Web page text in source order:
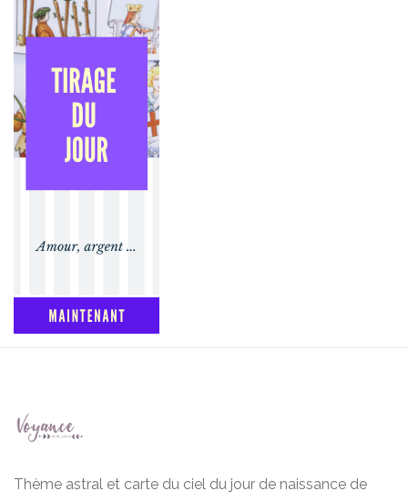
Thème astral et carte du ciel du jour de naissance de